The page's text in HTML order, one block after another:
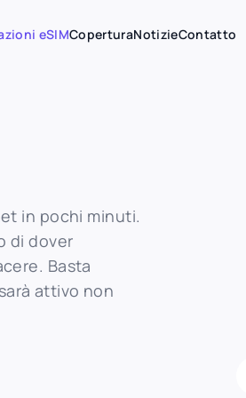
eSIMCoperturaNotizieContatto
in pochi minuti.
di dover
Basta
attivo non